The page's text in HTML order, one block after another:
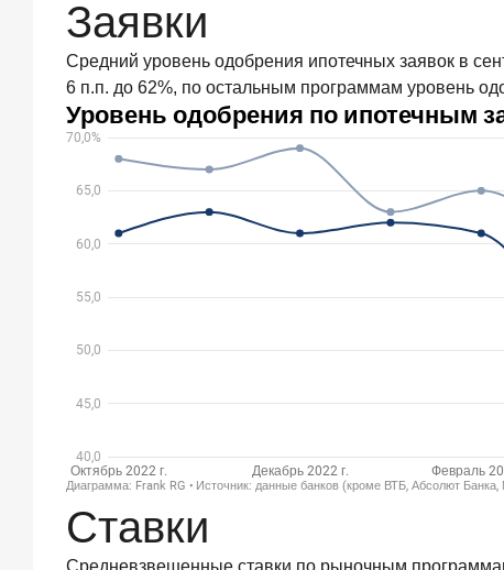
По
итогам
июня
2026
года
объем
выдач
кредитов
составил
млрд
2026
года
измеряется
Новые
стандарты
банковского
контакт-
центра
Заявки
Средний уровень одобрения ипотечных заявок в
6 п.п. до 62%, по остальным программам уровень
Ставки
Средневзвешенные ставки по рыночным